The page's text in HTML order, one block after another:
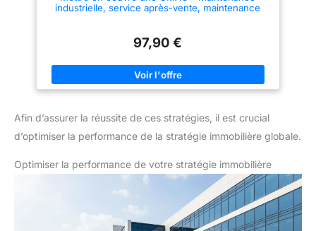
industrielle, service après-vente, maintenance
97,90 €
Afin d’assurer la réussite de ces stratégies, il est crucial
d’optimiser la performance de la stratégie immobilière globale.
Optimiser la performance de votre stratégie immobilière